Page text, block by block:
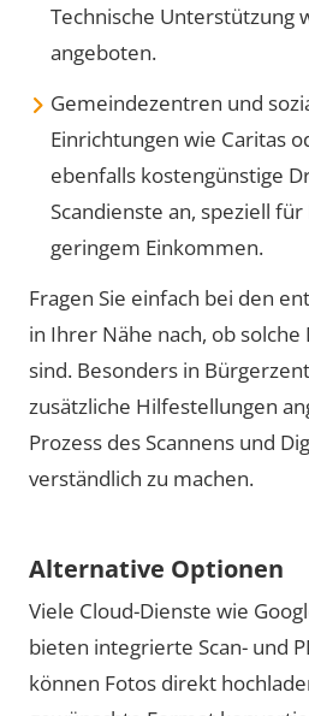
Technische Unterstützung
angeboten.
Gemeindezentren und
Einrichtungen wie Caritas
ebenfalls kostengünstige
Scandienste an, speziell
geringem Einkommen.
Fragen Sie einfach bei den
in Ihrer Nähe nach, ob
sind. Besonders in
zusätzliche Hilfestellungen
Prozess des Scannens und
verständlich zu machen.
Alternative Optionen
Viele Cloud-Dienste wie
bieten integrierte Scan- und
können Fotos direkt